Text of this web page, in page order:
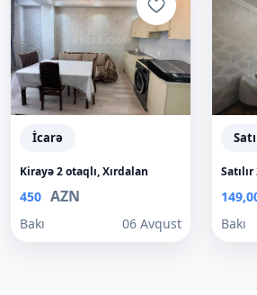
İcarə
Kirayə 2 otaqlı, Xırdalan
450 AZN
Bakı 06 Avqust Bakı